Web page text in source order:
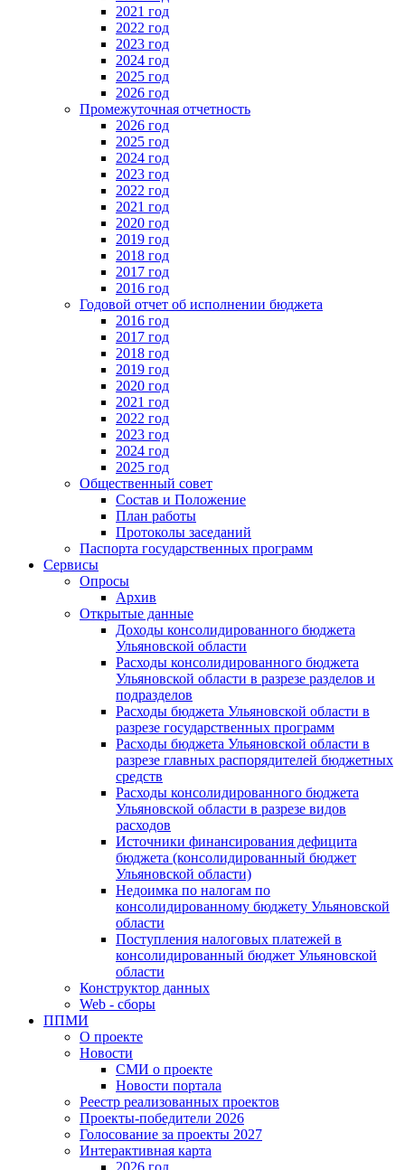
2021 год
2022 год
2023 год
2024 год
2025 год
2026 год
Промежуточная отчетность
2026 год
2025 год
2024 год
2023 год
2022 год
2021 год
2020 год
2019 год
2018 год
2017 год
2016 год
Годовой отчет об исполнении бюджета
2016 год
2017 год
2018 год
2019 год
2020 год
2021 год
2022 год
2023 год
2024 год
2025 год
Общественный совет
Состав и Положение
План работы
Протоколы заседаний
Паспорта государственных программ
Сервисы
Опросы
Архив
Открытые данные
Доходы консолидированного бюджета
Ульяновской области
Расходы консолидированного бюджета
Ульяновской области в разрезе разделов и
подразделов
Расходы бюджета Ульяновской области в
разрезе государственных программ
Расходы бюджета Ульяновской области в
разрезе главных распорядителей бюджетных
средств
Расходы консолидированного бюджета
Ульяновской области в разрезе видов
расходов
Источники финансирования дефицита
бюджета (консолидированный бюджет
Ульяновской области)
Недоимка по налогам по
консолидированному бюджету Ульяновской
области
Поступления налоговых платежей в
консолидированный бюджет Ульяновской
области
Конструктор данных
Web - сборы
ППМИ
О проекте
Новости
СМИ о проекте
Новости портала
Реестр реализованных проектов
Проекты-победители 2026
Голосование за проекты 2027
Интерактивная карта